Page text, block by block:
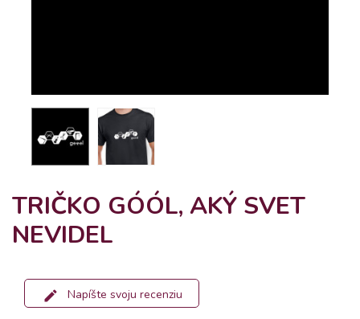
TRIČKO GÓÓL, AKÝ SVET
NEVIDEL
Napíšte svoju recenziu